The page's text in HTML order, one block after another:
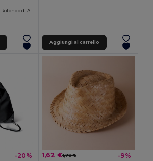
Sol's T-Shirt Unisex Collo Rotondo di Alta Qualità
Aggiungi al carrello
-20% 1,62 €1,78 € -9%